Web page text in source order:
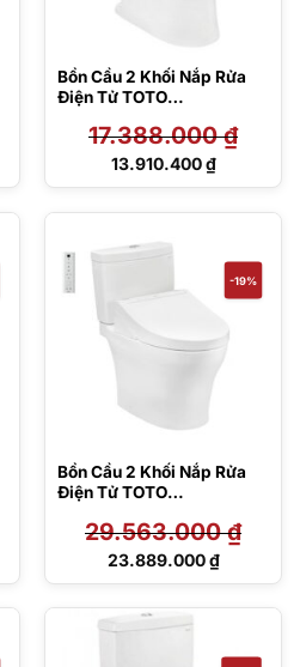
Bồn Cầu 2 Khối Nắp Rửa
Điện Tử TOTO
17.388.000₫
Giá
17.388.000 ₫.
13.910.400₫
Giá
13.910.400 ₫.
-19%
Bồn Cầu 2 Khối Nắp Rửa
Điện Tử TOTO
29.563.000₫
Giá
29.563.000 ₫.
23.889.000₫
Giá
23.889.000 ₫.